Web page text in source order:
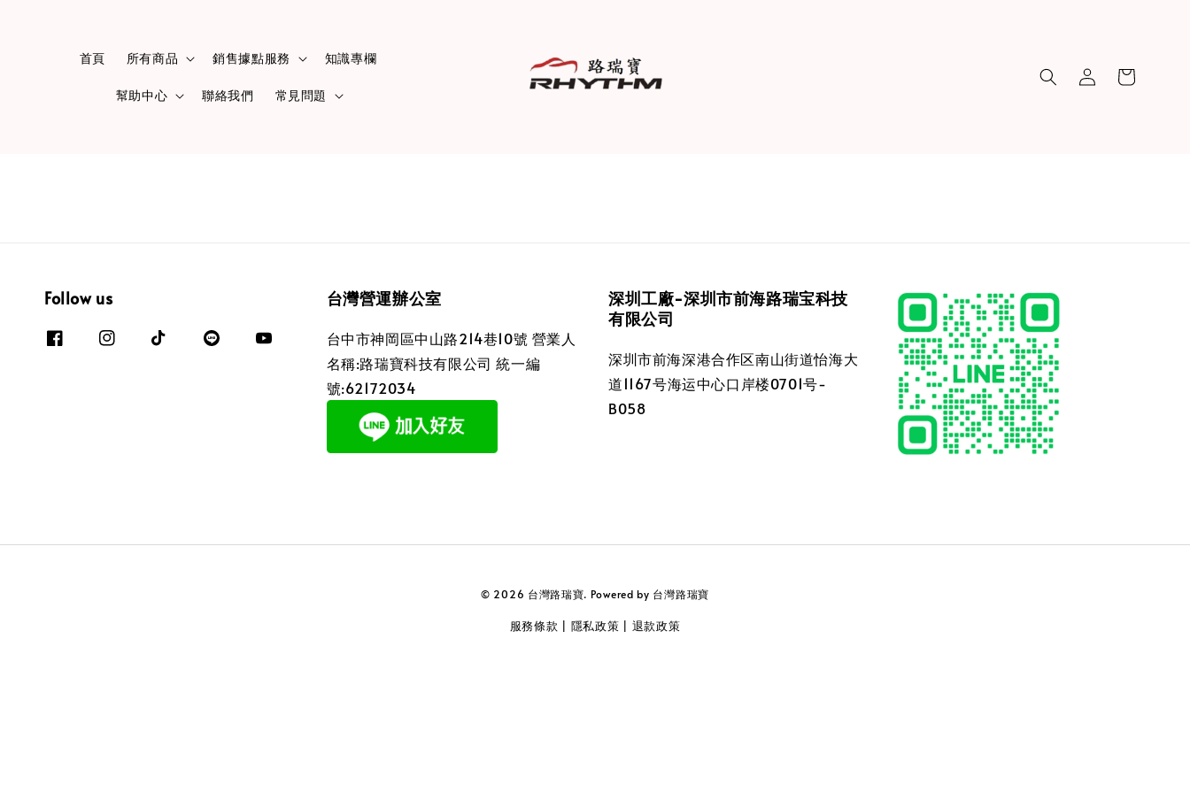
首頁 所有商品 銷售據點服務 知識專欄
幫助中心 聯絡我們 常見問題
Follow us 台灣營運辦公室
台中市神岡區中山路214巷10號 營業人
名稱:路瑞寶科技有限公司 統一編
號:62172034
深圳工廠-深圳市前海路瑞宝科技
有限公司
深圳市前海深港合作区南山街道怡海大
道1167号海运中心口岸楼0701号-
B058
© 2026 台灣路瑞寶. Powered by 台灣路瑞寶
服務條款 隱私政策 退款政策